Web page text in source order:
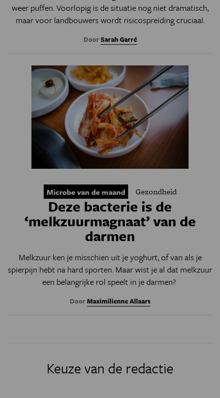
weer puffen. Voorlopig is de situatie nog niet dramatisch,
maar voor landbouwers wordt risicospreiding cruciaal.
DoorSarah Garré
Microbe van de maand Gezondheid
Deze bacterie is de
‘melkzuurmagnaat’ van de
darmen
Melkzuur ken je misschien uit je yoghurt, of van als je
spierpijn hebt na hard sporten. Maar wist je al dat melkzuur
een belangrijke rol speelt in je darmen?
DoorMaximilienne Allaart
Keuze van de redactie